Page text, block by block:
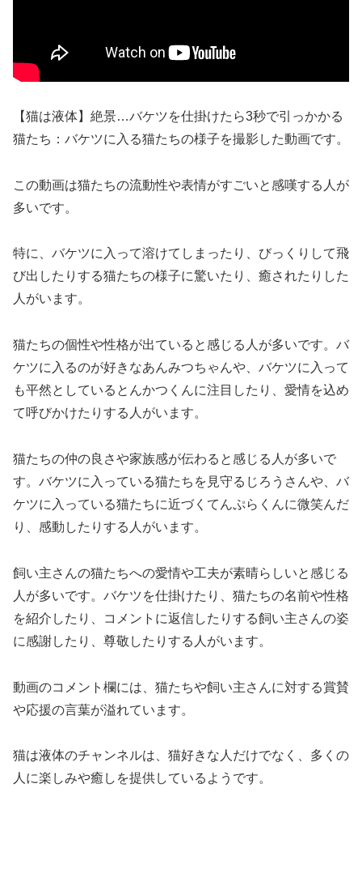
【猫は液体】絶景…バケツを仕掛けたら3秒で引っかかる
猫たち：バケツに入る猫たちの様子を撮影した動画です。
この動画は猫たちの流動性や表情がすごいと感嘆する人が
多いです。
特に、バケツに入って溶けてしまったり、びっくりして飛
び出したりする猫たちの様子に驚いたり、癒されたりした
人がいます。
猫たちの個性や性格が出ていると感じる人が多いです。バ
ケツに入るのが好きなあんみつちゃんや、バケツに入って
も平然としているとんかつくんに注目したり、愛情を込め
て呼びかけたりする人がいます。
猫たちの仲の良さや家族感が伝わると感じる人が多いで
す。バケツに入っている猫たちを見守るじろうさんや、バ
ケツに入っている猫たちに近づくてんぷらくんに微笑んだ
り、感動したりする人がいます。
飼い主さんの猫たちへの愛情や工夫が素晴らしいと感じる
人が多いです。バケツを仕掛けたり、猫たちの名前や性格
を紹介したり、コメントに返信したりする飼い主さんの姿
に感謝したり、尊敬したりする人がいます。
動画のコメント欄には、猫たちや飼い主さんに対する賞賛
や応援の言葉が溢れています。
猫は液体のチャンネルは、猫好きな人だけでなく、多くの
人に楽しみや癒しを提供しているようです。